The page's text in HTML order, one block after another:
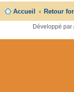
Accueil Retour
Développé par